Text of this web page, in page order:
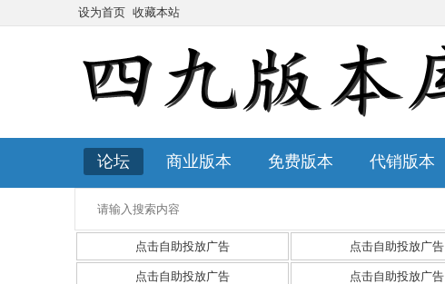
设为首页 收藏本站
论坛 商业版本 免费版本 代销版本
点击自助投放广告 点击自助投放广告
点击自助投放广告 点击自助投放广告